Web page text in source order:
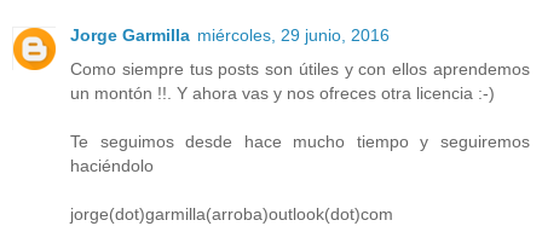
Jorge Garmilla miércoles, 29 junio, 2016
Como siempre tus posts son útiles y con ellos aprendemos
un montón !!. Y ahora vas y nos ofreces otra licencia :-)
Te seguimos desde hace mucho tiempo y seguiremos
haciéndolo
jorge(dot)garmilla(arroba)outlook(dot)com